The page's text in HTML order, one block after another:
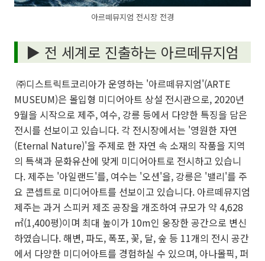
아르떼뮤지엄 전시장 전경
▶ 전 세계로 진출하는 아르떼뮤지엄
㈜디스트릭트코리아가 운영하는 '아르떼뮤지엄'(ARTE
MUSEUM)은 몰입형 미디어아트 상설 전시관으로, 2020년
9월을 시작으로 제주, 여수, 강릉 등에서 다양한 특징을 담은
전시를 선보이고 있습니다. 각 전시장에서는 '영원한 자연
(Eternal Nature)'을 주제로 한 자연 속 소재의 작품을 지역
의 특색과 문화유산에 맞게 미디어아트로 전시하고 있습니
다. 제주는 '아일랜드'를, 여수는 '오션'을, 강릉은 '밸리'를 주
요 콘셉트로 미디어아트를 선보이고 있습니다. 아르떼뮤지엄
제주는 과거 스피커 제조 공장을 개조하여 규모가 약 4,628
㎡(1,400평)이며 최대 높이가 10m인 웅장한 공간으로 변신
하였습니다. 해변, 파도, 폭포, 꽃, 달, 숲 등 11개의 전시 공간
에서 다양한 미디어아트를 경험하실 수 있으며, 아나몰픽, 퍼